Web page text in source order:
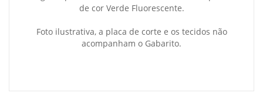
de cor Verde Fluorescente.
Foto ilustrativa, a placa de corte e os tecidos não
acompanham o Gabarito.